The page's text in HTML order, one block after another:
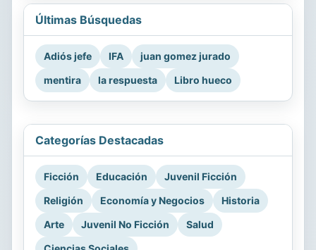
Últimas Búsquedas
Adiós jefe IFA
juan gomez jurado
mentira
la respuesta Libro hueco
Categorías Destacadas
Ficción Educación
Juvenil Ficción
Religión
Economía y Negocios
Historia
Arte
Juvenil No Ficción
Salud